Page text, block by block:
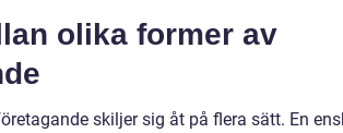
olika former av
skiljer sig åt på flera sätt. En